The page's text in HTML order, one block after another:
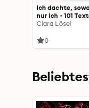
Ich dachte,
nur ich - 101
dein Leben
Clara Lösel
0